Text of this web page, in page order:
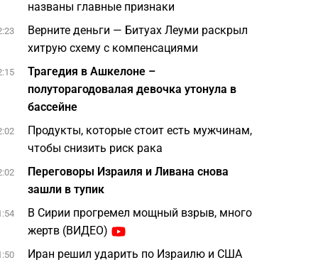
названы главные признаки
Верните деньги — Битуах Леуми раскрыл
хитрую схему с компенсациями
Трагедия в Ашкелоне –
полуторагодовалая девочка утонула в
бассейне
Продукты, которые стоит есть мужчинам,
чтобы снизить риск рака
Переговоры Израиля и Ливана снова
зашли в тупик
В Сирии прогремел мощный взрыв, много
жертв (ВИДЕО)
Иран решил ударить по Израилю и США